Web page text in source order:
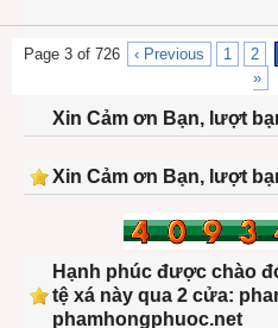
Page 3 of 726 ‹ Previous 1 2
»
Xin Cảm ơn Bạn, lượt
Xin Cảm ơn Bạn, lượt
Hạnh phúc được chào
tệ xá này qua 2 cửa:
phamhongphuoc.net